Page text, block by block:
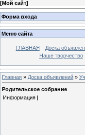
[Мой сайт]
Форма входа
Меню сайта
ГЛАВНАЯ Доска
Наше творчество
Главная » Доска объявлений »
Родительское собрание
Информация |